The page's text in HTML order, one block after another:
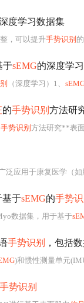
度学习数据集
，可以提升手势识别
于sEMG的深度学习
（深度学习）1、
的手势识别 方法研
手势识别 方法研究**表
用于康复医学（如肌肉损伤评估、康复进度监
基于sEMG的手势识
数据集，用于基于
手势识别 ，包括
)和惯性测量单元
手势识别